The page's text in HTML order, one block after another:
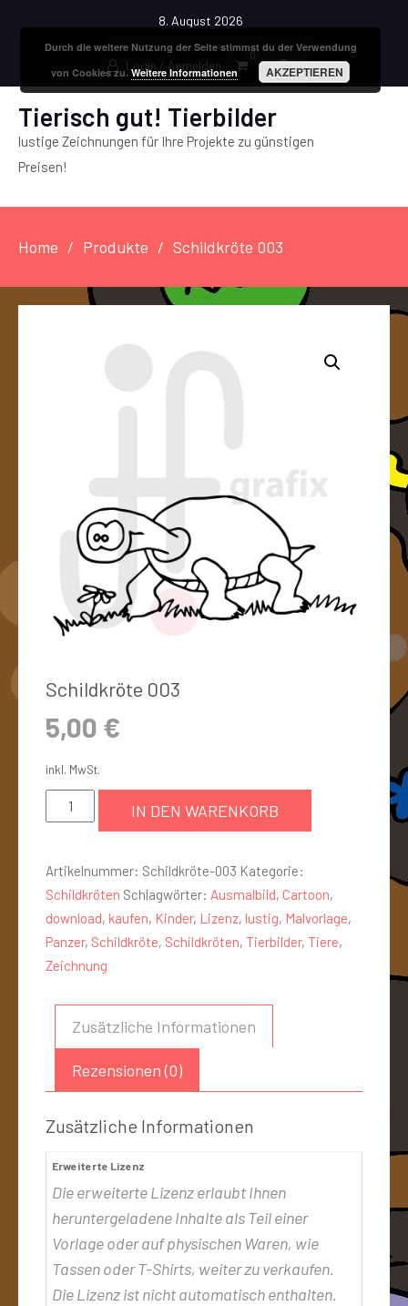
8. August 2026
Login / Anmelden
0
Tierisch gut! Tierbilder
lustige Zeichnungen für Ihre Projekte zu günstigen
Preisen!
Home Produkte Schildkröte 003
Schildkröte 003
5,00 €
inkl. MwSt.
IN DEN WARENKORB
Artikelnummer: Schildkröte-003 Kategorie:
Schildkröten Schlagwörter: Ausmalbild, Cartoon,
download, kaufen, Kinder, Lizenz, lustig, Malvorlage,
Panzer, Schildkröte, Schildkröten, Tierbilder, Tiere,
Zeichnung
Zusätzliche Informationen
Rezensionen (0)
Zusätzliche Informationen
Erweiterte Lizenz
Die erweiterte Lizenz erlaubt Ihnen
heruntergeladene Inhalte als Teil einer
Vorlage oder auf physischen Waren, wie
Tassen oder T-Shirts, weiter zu verkaufen.
Die Lizenz ist nicht automatisch enthalten.
Durch die weitere Nutzung der Seite stimmst du der Verwendung
von Cookies zu.Weitere Informationen AKZEPTIEREN